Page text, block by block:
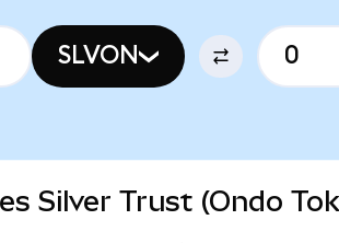
SLVON
Silver Trust (Ondo